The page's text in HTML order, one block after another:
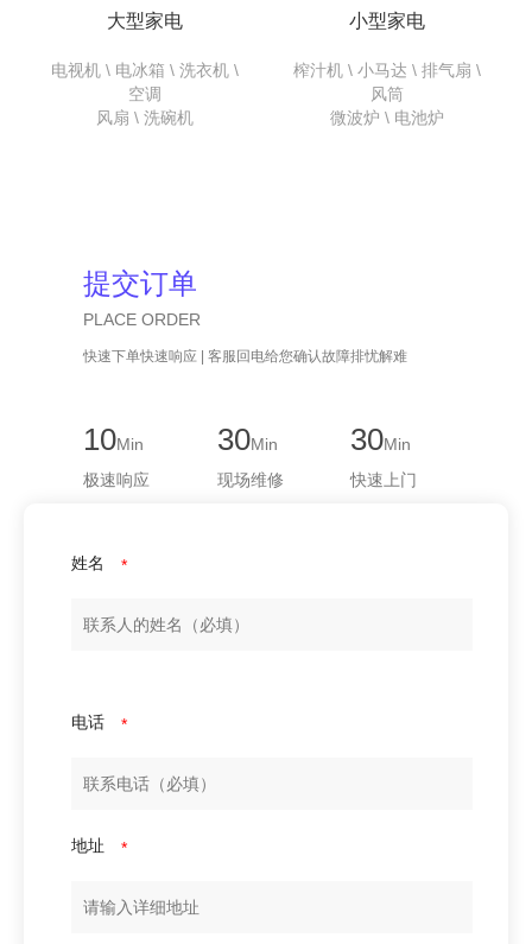
大型家电
电视机 \ 电冰箱 \ 洗衣机 \
空调
风扇 \ 洗碗机
小型家电
榨汁机 \ 小马达 \ 排气扇 \
风筒
微波炉 \ 电池炉
提交订单
PLACE ORDER
快速下单快速响应 | 客服回电给您确认故障排忧解难
10Min
极速响应
30Min
现场维修
30Min
快速上门
姓名 *
电话 *
地址 *